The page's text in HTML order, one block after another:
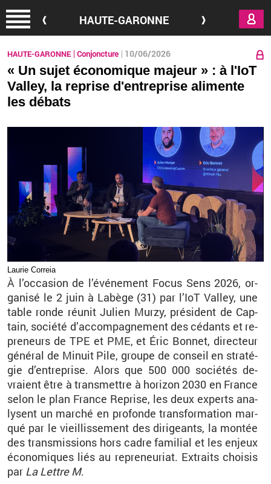
HAUTE-GARONNE
HAUTE-GARONNE Conjoncture 10/06/2026
« Un sujet économique majeur » : à l'IoT
Valley, la reprise d'entreprise alimente
les débats
Lau­rie Cor­reia
À l’oc­ca­sion de l’évé­ne­ment Focus Sens 2026, or­
ga­nisé le 2 juin à La­bège (31) par l’IoT Val­ley, une
table ronde réunit Ju­lien Murzy, pré­sident de Cap­
tain, so­ciété d’ac­com­pa­gne­ment des cé­dants et re­
pre­neurs de TPE et PME, et Éric Bon­net, di­rec­teur
gé­né­ral de Mi­nuit Pile, groupe de conseil en stra­té­
gie d’en­tre­prise. Alors que 500 000 so­cié­tés de­
vraient être à trans­mettre à ho­ri­zon 2030 en France
selon le plan France Re­prise, les deux ex­perts ana­
lysent un mar­ché en pro­fonde trans­for­ma­tion mar­
qué par le vieillis­se­ment des di­ri­geants, la mon­tée
des trans­mis­sions hors cadre fa­mi­lial et les en­jeux
éco­no­miques liés au re­pre­neu­riat. Ex­traits choi­sis
par La Lettre M.